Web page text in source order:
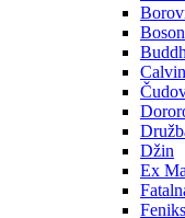
Džin
Ex
Feniks